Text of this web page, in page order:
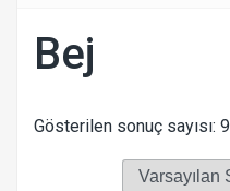
Bej
Gösterilen sonuç sayısı: 9